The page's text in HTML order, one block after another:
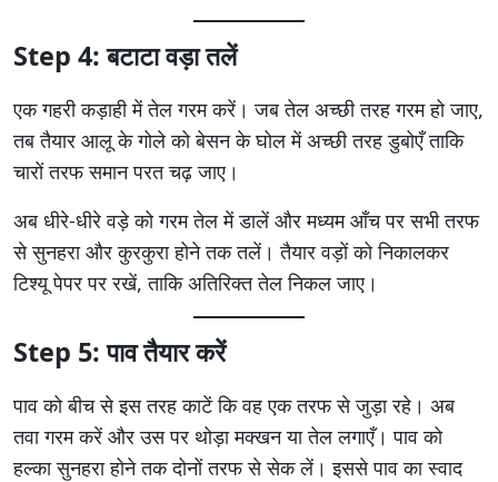
Step 4: बटाटा वड़ा तलें
एक गहरी कड़ाही में तेल गरम करें। जब तेल अच्छी तरह गरम हो जाए,
तब तैयार आलू के गोले को बेसन के घोल में अच्छी तरह डुबोएँ ताकि
चारों तरफ समान परत चढ़ जाए।
अब धीरे-धीरे वड़े को गरम तेल में डालें और मध्यम आँच पर सभी तरफ
से सुनहरा और कुरकुरा होने तक तलें। तैयार वड़ों को निकालकर
टिश्यू पेपर पर रखें, ताकि अतिरिक्त तेल निकल जाए।
Step 5: पाव तैयार करें
पाव को बीच से इस तरह काटें कि वह एक तरफ से जुड़ा रहे। अब
तवा गरम करें और उस पर थोड़ा मक्खन या तेल लगाएँ। पाव को
हल्का सुनहरा होने तक दोनों तरफ से सेक लें। इससे पाव का स्वाद